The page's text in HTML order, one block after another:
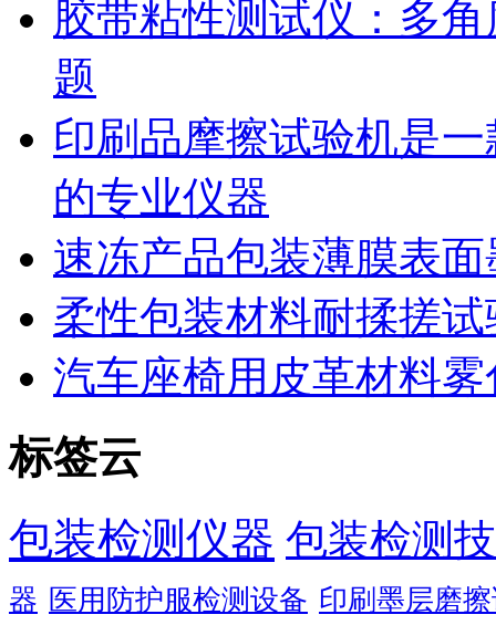
胶带粘性测试仪：多
题
印刷品摩擦试验机是
的专业仪器
速冻产品包装薄膜表
柔性包装材料耐揉搓
汽车座椅用皮革材料
标签云
包装检测仪器 包装检测
器 医用防护服检测设备 印刷墨层磨